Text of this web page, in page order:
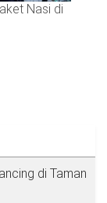
Nasi di
di Taman